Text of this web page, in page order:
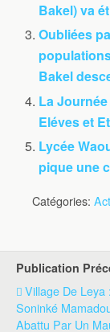
Bakel) va
Oubliées
Bakel
La
Eléves et
Lycée
pique une
Catégories:
Publication
Village De Leya
Soninké
Abattu Par Un